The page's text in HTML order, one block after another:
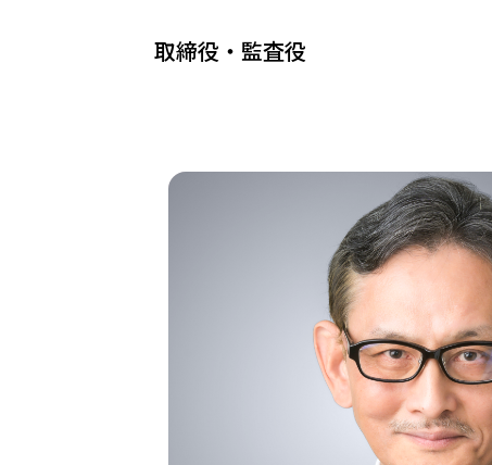
取締役・監査役